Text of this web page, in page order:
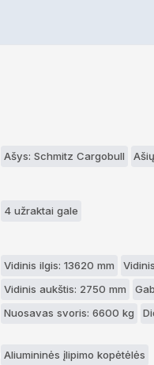
Ašys: Schmitz Cargobull
4 užraktai gale
Vidinis ilgis: 13620 mm
Vidinis aukštis: 2750 mm
Nuosavas svoris: 6600 kg
Aliumininės įlipimo kopėtėlės